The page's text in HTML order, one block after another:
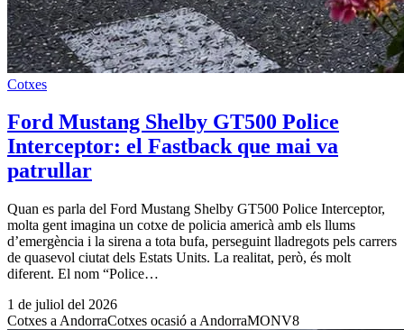
Cotxes
Ford Mustang Shelby GT500 Police
Interceptor: el Fastback que mai va
patrullar
Quan es parla del Ford Mustang Shelby GT500 Police Interceptor,
molta gent imagina un cotxe de policia americà amb els llums
d’emergència i la sirena a tota bufa, perseguint lladregots pels carrers
de quasevol ciutat dels Estats Units. La realitat, però, és molt
diferent. El nom “Police…
1 de juliol del 2026
Cotxes a AndorraCotxes ocasió a AndorraMONV8